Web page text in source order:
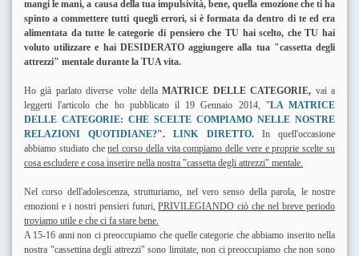
mangi le mani, a causa della tua impulsività, bene, quella emozione che ti ha
spinto a commettere tutti quegli errori, si è formata da dentro di te ed era
alimentata da tutte le categorie di pensiero che TU hai scelto, che TU hai
voluto utilizzare e hai DESIDERATO aggiungere alla tua "cassetta degli
attrezzi" mentale durante la TUA vita.
Ho già parlato diverse volte dellaMATRICE DELLE CATEGORIE, vai a
leggerti l'articolo che ho pubblicato il 19 Gennaio 2014, "LA MATRICE
DELLE CATEGORIE: CHE SCELTE COMPIAMO NELLE NOSTRE
RELAZIONI QUOTIDIANE?".LINK DIRETTO. In quell'occasione
abbiamo studiato chenel corso della vita compiamo delle vere e proprie scelte su
cosa escludere e cosa inserire nella nostra "cassetta degli attrezzi" mentale.
Nel corso dell'adolescenza, strutturiamo, nel vero senso della parola, le nostre
emozioni e i nostri pensieri futuri,PRIVILEGIANDO ciò che nel breve periodo
troviamo utile e che ci fa stare bene.
A 15-16 anni non ci preoccupiamo che quelle categorie che abbiamo inserito nella
nostra "cassettina degli attrezzi" sono limitate, non ci preoccupiamo che non sono